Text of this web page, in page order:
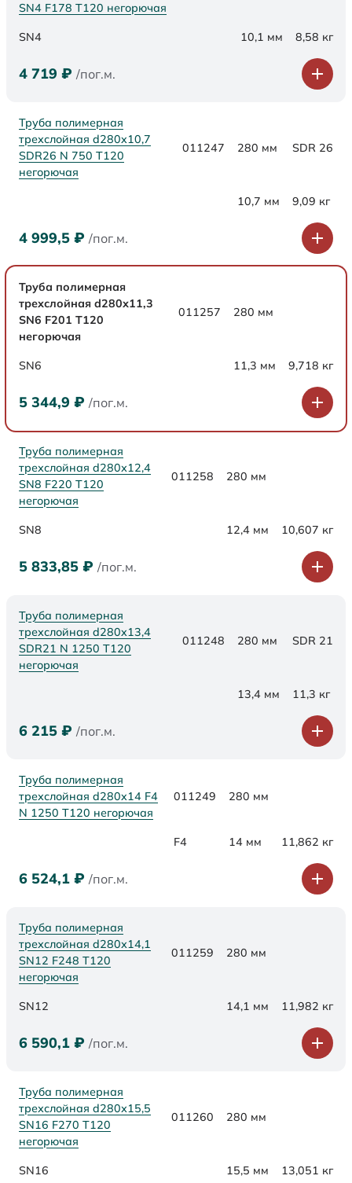
SN4 F178 Т120 негорючая
SN4 10,1 мм 8,58 кг
4 719 ₽ /пог.м.
Труба полимерная
трехслойная d280x10,7
SDR26 N 750 Т120
негорючая
011247 280 мм SDR 26
10,7 мм 9,09 кг
4 999,5 ₽ /пог.м.
Труба полимерная
трехслойная d280х11,3
SN6 F201 Т120
негорючая
011257 280 мм
SN6 11,3 мм 9,718 кг
5 344,9 ₽ /пог.м.
Труба полимерная
трехслойная d280х12,4
SN8 F220 Т120
негорючая
011258 280 мм
SN8 12,4 мм 10,607 кг
5 833,85 ₽ /пог.м.
Труба полимерная
трехслойная d280x13,4
SDR21 N 1250 Т120
негорючая
011248 280 мм SDR 21
13,4 мм 11,3 кг
6 215 ₽ /пог.м.
Труба полимерная
трехслойная d280x14 F4
N 1250 Т120 негорючая
011249 280 мм
F4 14 мм 11,862 кг
6 524,1 ₽ /пог.м.
Труба полимерная
трехслойная d280х14,1
SN12 F248 Т120
негорючая
011259 280 мм
SN12 14,1 мм 11,982 кг
6 590,1 ₽ /пог.м.
Труба полимерная
трехслойная d280х15,5
SN16 F270 Т120
негорючая
011260 280 мм
SN16 15,5 мм 13,051 кг